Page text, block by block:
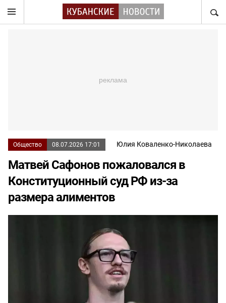
Общество 08.07.2026 17:01 Юлия Коваленко-Николаева
Матвей Сафонов пожаловался в
Конституционный суд РФ из-за
размера алиментов